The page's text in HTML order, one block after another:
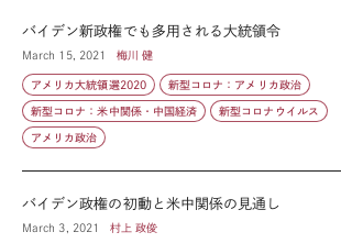
バイデン新政権でも多用される大統領令
March 15, 2021 梅川 健
アメリカ大統領選2020 新型コロナ：アメリカ政治
新型コロナ：米中関係・中国経済 新型コロナウイルス
アメリカ政治
バイデン政権の初動と米中関係の見通し
March 3, 2021 村上 政俊